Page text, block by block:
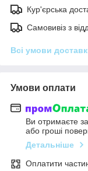
Кур'єрська
Самовивіз з
Всі умови
Умови оплати
Ви отримаєте
або гроші
Детальніше
Оплатити